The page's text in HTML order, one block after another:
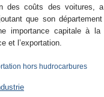
des coûts des voitures,
que son
importance capitale à
et l’exportation.
hors hudrocarbures